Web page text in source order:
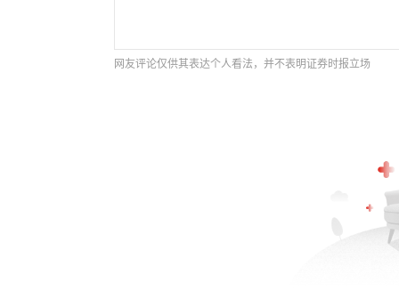
网友评论仅供其表达个人看法，并不表明证券时报立场